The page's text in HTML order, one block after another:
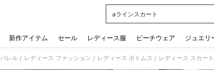
aラインスカート
新作アイテム セール レディース服 ビーチウェア ジュエリ
レル / レディース ファッション / レディース ボトムス / レディース スカート